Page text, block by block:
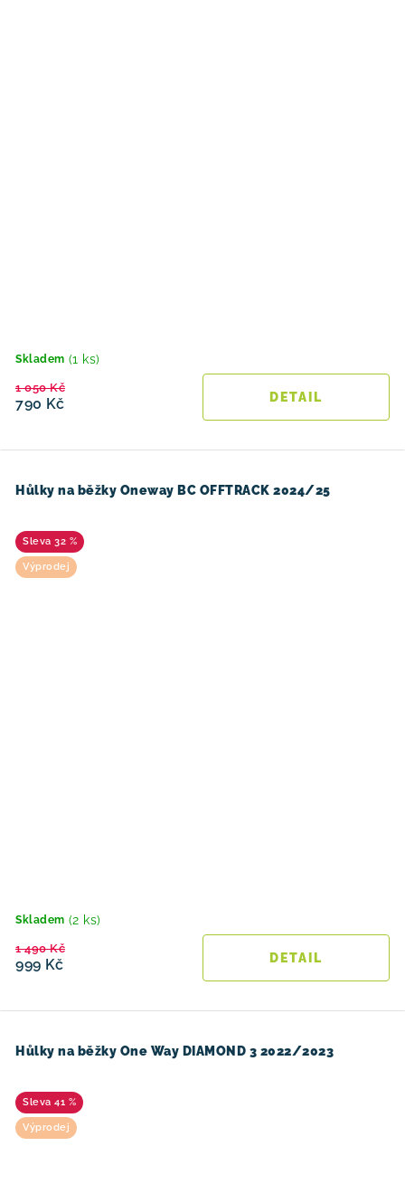
Skladem (1 ks)
790 Kč
1 050 Kč
Hůlky na běžky Oneway BC OFFTRACK 2024/25
32 %
Výprodej
Skladem (2 ks)
999 Kč
1 490 Kč
Hůlky na běžky One Way DIAMOND 3 2022/2023
41 %
Výprodej